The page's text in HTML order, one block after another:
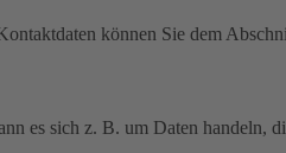
können Sie dem
es sich z. B. um Daten handeln,